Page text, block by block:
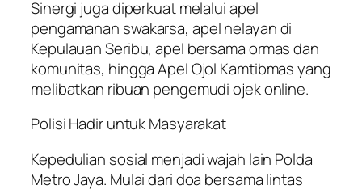
Sinergi juga diperkuat melalui apel
pengamanan swakarsa, apel nelayan di
Kepulauan Seribu, apel bersama ormas dan
komunitas, hingga Apel Ojol Kamtibmas yang
melibatkan ribuan pengemudi ojek online.
Polisi Hadir untuk Masyarakat
Kepedulian sosial menjadi wajah lain Polda
Metro Jaya. Mulai dari doa bersama lintas